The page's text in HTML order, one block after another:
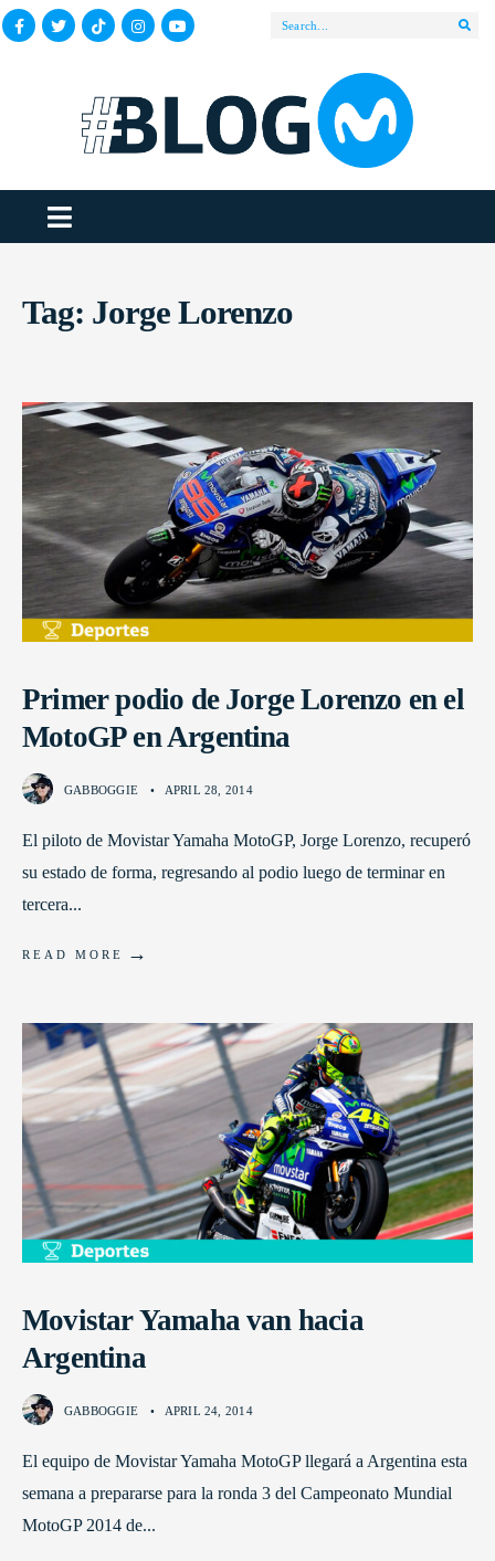
Tag: Jorge Lorenzo
Primer podio de Jorge Lorenzo en el
MotoGP en Argentina
GABBOGGIE • APRIL 28, 2014
El piloto de Movistar Yamaha MotoGP, Jorge Lorenzo, recuperó
su estado de forma, regresando al podio luego de terminar en
tercera...
READ MORE →
Movistar Yamaha van hacia
Argentina
GABBOGGIE • APRIL 24, 2014
El equipo de Movistar Yamaha MotoGP llegará a Argentina esta
semana a prepararse para la ronda 3 del Campeonato Mundial
MotoGP 2014 de...